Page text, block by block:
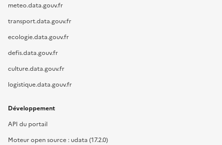
meteo.data.gouv.fr
transport.data.gouv.fr
ecologie.data.gouv.fr
defis.data.gouv.fr
culture.data.gouv.fr
logistique.data.gouv.fr
Développement
API du portail
Moteur open source : udata (17.2.0)